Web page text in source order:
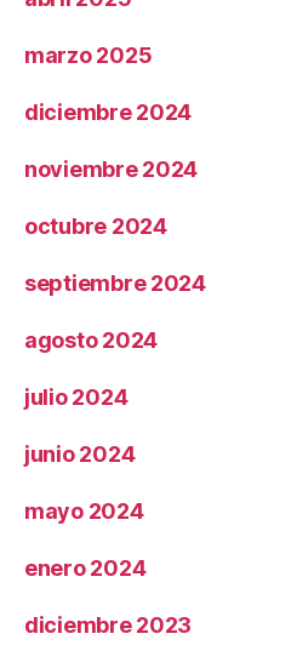
marzo 2025
diciembre 2024
noviembre 2024
octubre 2024
septiembre 2024
agosto 2024
julio 2024
junio 2024
mayo 2024
enero 2024
diciembre 2023